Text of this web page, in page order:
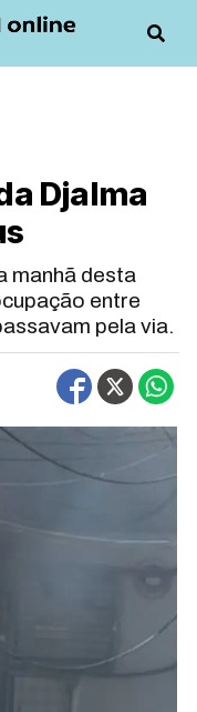
Djalma
manhã desta
entre
pela via.